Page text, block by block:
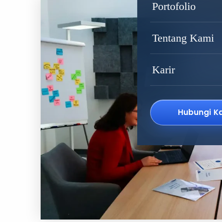
Portofolio
Tentang Kami
Karir
Hubungi